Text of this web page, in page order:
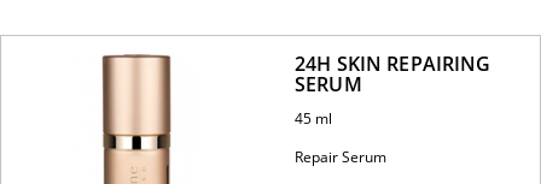
24H SKIN REPAIRING
SERUM
45 ml
Repair Serum